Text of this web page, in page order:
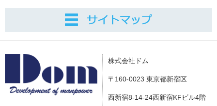
株式会社ドム
〒160-0023 東京都新宿区
西新宿8-14-24西新宿KFビル4階